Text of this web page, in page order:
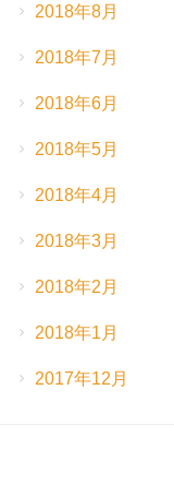
2018年8月
2018年7月
2018年6月
2018年5月
2018年4月
2018年3月
2018年2月
2018年1月
2017年12月